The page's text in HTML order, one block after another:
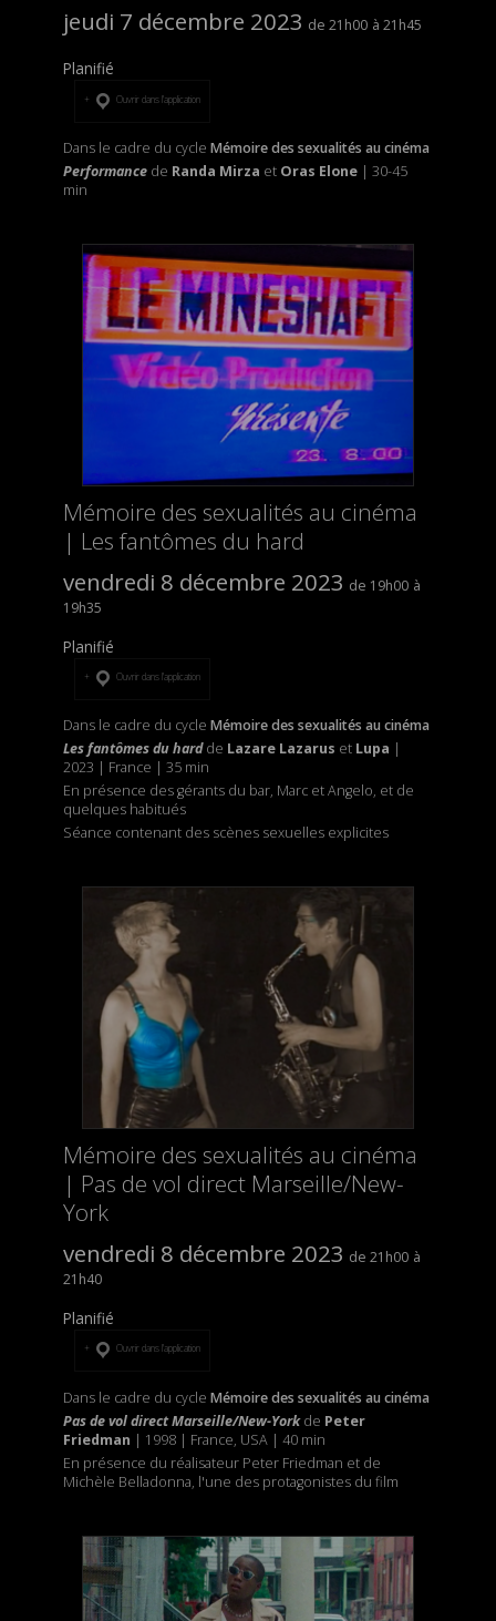
jeudi 7 décembre 2023 21h00 21h45
Planifié
Ouvrir dans l’application
Dans le cadre du cycle Mémoire des sexualités au cinéma
Performancede Randa Mirza et Oras Elone| 30-45
min
Mémoire des sexualités au cinéma
| Les fantômes du hard
vendredi 8 décembre 2023
19h00
19h35
Planifié
Ouvrir dans l’application
Dans le cadre du cycle Mémoire des sexualités au cinéma
Les fantômes du hard de Lazare Lazarus etLupa |
2023 | France | 35 min
En présence des gérants du bar, Marc et Angelo, et de
quelques habitués
Séance contenant des scènes sexuelles explicites
Mémoire des sexualités au cinéma
| Pas de vol direct Marseille/New-
York
vendredi 8 décembre 2023
21h00
21h40
Planifié
Ouvrir dans l’application
Dans le cadre du cycle Mémoire des sexualités au cinéma
Pas de vol direct Marseille/New-Yorkde Peter
Friedman | 1998 | France, USA | 40 min
En présence du réalisateur Peter Friedman et de
Michèle Belladonna, l'une des protagonistes du film